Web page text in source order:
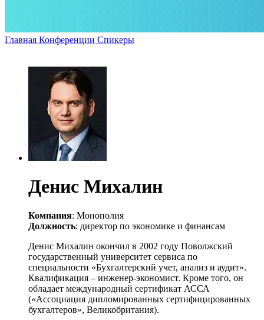
Главная Конференции Спикеры
Денис Михалин
Компания: Монополия
Должность: директор по экономике и финансам
Денис Михалин окончил в 2002 году Поволжский
государственный университет сервиса по
специальности «Бухгалтерский учет, анализ и аудит».
Квалификация – инженер-экономист. Кроме того, он
обладает международный сертификат АССА
(«Ассоциация дипломированных сертифицированных
бухгалтеров», Великобритания).